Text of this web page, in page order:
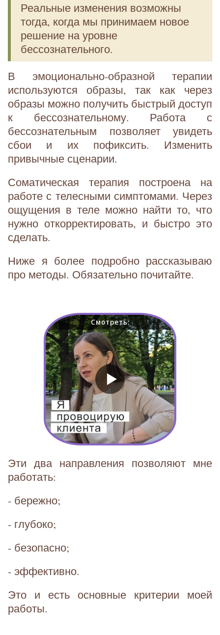
Реальные изменения возможны
тогда, когда мы принимаем новое
решение на уровне
бессознательного.
В эмоционально-образной терапии
используются образы, так как через
образы можно получить быстрый доступ
к бессознательному. Работа с
бессознательным позволяет увидеть
сбои и их пофиксить. Изменить
привычные сценарии.
Соматическая терапия построена на
работе с телесными симптомами. Через
ощущения в теле можно найти то, что
нужно откорректировать, и быстро это
сделать.
Ниже я более подробно рассказываю
про методы. Обязательно почитайте.
Смотреть:
Эти два направления позволяют мне
работать:
- бережно;
- глубоко;
- безопасно;
- эффективно.
Это и есть основные критерии моей
работы.